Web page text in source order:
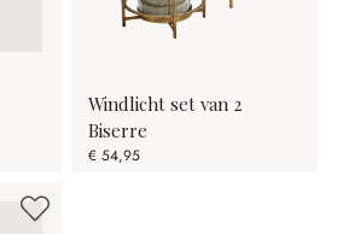
Windlicht set van 2
Biserre
€ 54,95